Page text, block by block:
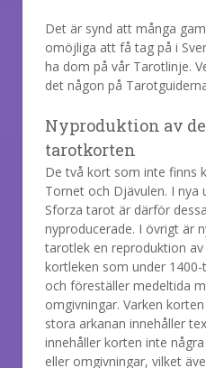
Det är synd att många
omöjliga att få tag på i
ha dom på vår Tarotlinje.
det någon på
Nyproduktion av
tarotkorten
De två kort som inte finns
Tornet och Djävulen. I nya
Sforza tarot är därför
nyproducerade. I övrigt är
tarotlek en reproduktion av
kortleken som under
och föreställer medeltida
omgivningar. Varken
stora arkanan innehåller
innehåller korten inte
eller omgivningar, vilket